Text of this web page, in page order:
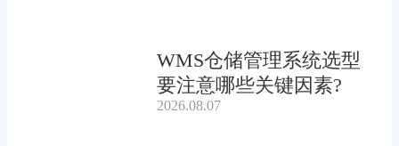
WMS仓储管理系统选型
要注意哪些关键因素?
2026.08.07